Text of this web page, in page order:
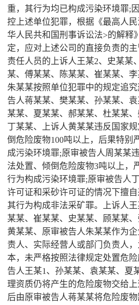
重，其行为均已构成污染环境罪;
控上述单位犯罪，根据《最高人
华人民共和国刑事诉讼法>的解释
定，应对上述公司的直接负责的
责任人员的上诉人王某2、史某某
某、傅某某、陈某某、崔某某、
朱某某按照单位犯罪中的规定追
告人蒋某某、樊某某、孙某某、
某某、夏某某、郝某某、杜某某、
丁某某、上诉人黄某某违反国家
倒危险废物100吨以上，后果特别
成污染环境罪;原审被告人周某某
法处置、倾倒危险废物3吨以上，
行为构成污染环境罪;原审被告人
许可证和采砂许可证的情况下擅自
其行为构成非法采矿罪。上诉人
某某、崔某某、史某某、顾某某、
黄某某、原审被告人朱某某作为
责人、实际经营人或部门负责人
本，未严格按照法律规定处置危
告人王某1、孙某某、袁某某、夏
理资质仍将产生的危险废物交给上
后由原审被告人蒋某某将危险废